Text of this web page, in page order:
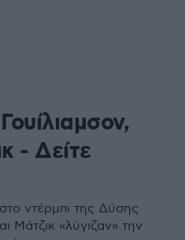
- Δείτε
ντέρμπι της Δύσης
Μάτζικ «λύγιζαν» την